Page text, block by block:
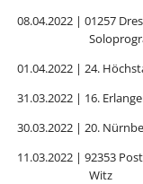
08.04.2022 | 01257
01.04.2022 | 24.
31.03.2022 | 16.
30.03.2022 | 20.
11.03.2022 | 92353
Witz